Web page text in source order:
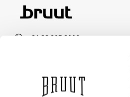
+31 23 205 2006
VIEW OPENING HOURS